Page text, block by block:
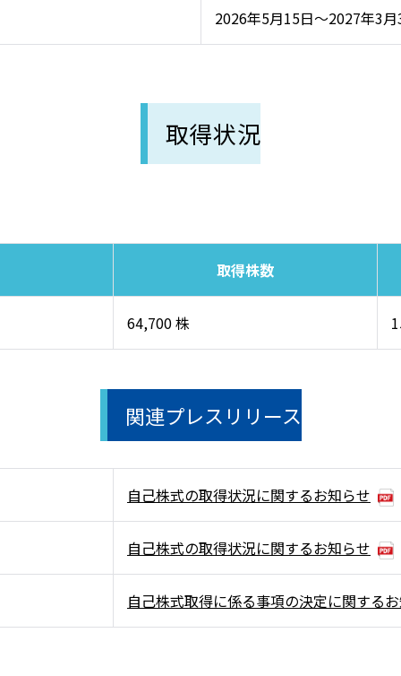
2026年5月15日～2027年3
取得状況
取得株数
64,700 株
関連プレスリリース
自己株式の取得状況に関するお知らせ
自己株式の取得状況に関するお知らせ
自己株式取得に係る事項の決定に関する